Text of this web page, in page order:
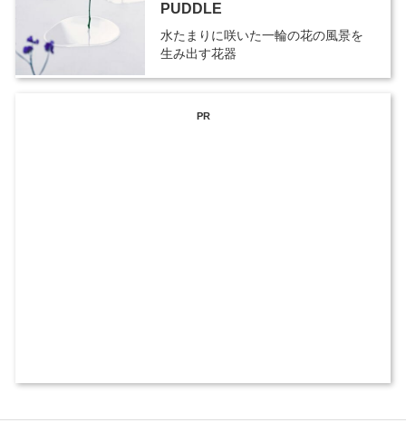
PUDDLE
水たまりに咲いた一輪の花の風景を
生み出す花器
PR